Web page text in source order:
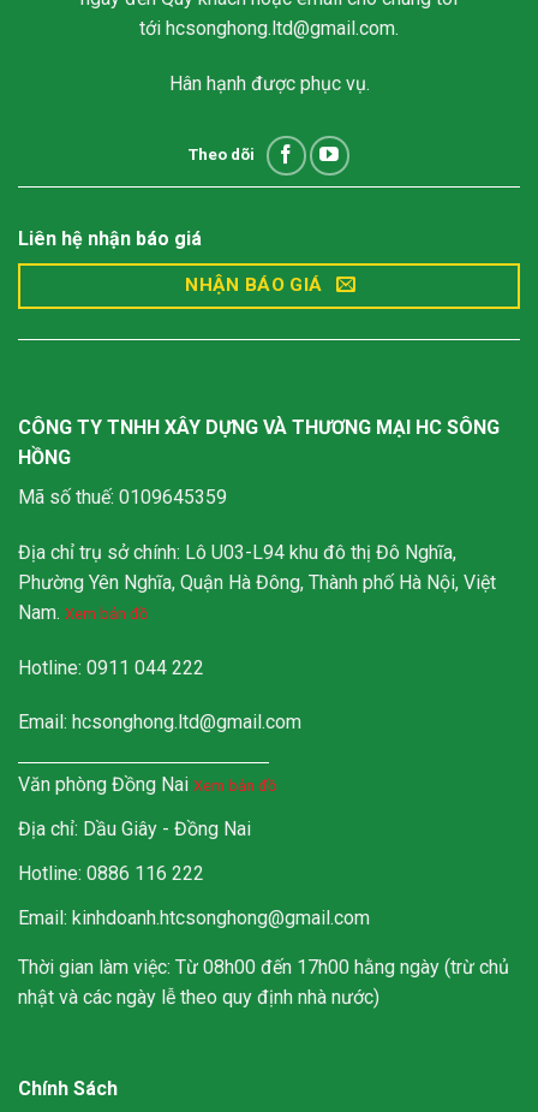
tới hcsonghong.ltd@gmail.com.
Hân hạnh được phục vụ.
Theo dõi
Liên hệ nhận báo giá
NHẬN BÁO GIÁ
CÔNG TY TNHH XÂY DỰNG VÀ THƯƠNG MẠI HC SÔNG
HỒNG
Mã số thuế: 0109645359
Địa chỉ trụ sở chính: Lô U03-L94 khu đô thị Đô Nghĩa,
Phường Yên Nghĩa, Quận Hà Đông, Thành phố Hà Nội, Việt
Nam. Xem bản đồ
Hotline: 0911 044 222
Email: hcsonghong.ltd@gmail.com
Văn phòng Đồng Nai Xem bản đồ
Địa chỉ: Dầu Giây - Đồng Nai
Hotline: 0886 116 222
Email: kinhdoanh.htcsonghong@gmail.com
Thời gian làm việc: Từ 08h00 đến 17h00 hằng ngày (trừ chủ
nhật và các ngày lễ theo quy định nhà nước)
Chính Sách